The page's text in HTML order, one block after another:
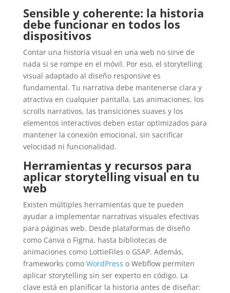
Sensible y coherente: la historia
debe funcionar en todos los
dispositivos
Contar una historia visual en una web no sirve de
nada si se rompe en el móvil. Por eso, el storytelling
visual adaptado al diseño responsive es
fundamental. Tu narrativa debe mantenerse clara y
atractiva en cualquier pantalla. Las animaciones, los
scrolls narrativos, las transiciones suaves y los
elementos interactivos deben estar optimizados para
mantener la conexión emocional, sin sacrificar
velocidad ni funcionalidad.
Herramientas y recursos para
aplicar storytelling visual en tu
web
Existen múltiples herramientas que te pueden
ayudar a implementar narrativas visuales efectivas
para páginas web. Desde plataformas de diseño
como Canva o Figma, hasta bibliotecas de
animaciones como LottieFiles o GSAP. Además,
frameworks como WordPress o Webflow permiten
aplicar storytelling sin ser experto en código. La
clave está en planificar la historia antes de diseñar: